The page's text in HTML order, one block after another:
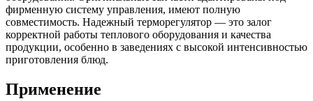
фирменную систему управления, имеют полную
совместимость. Надежный терморегулятор — это залог
корректной работы теплового оборудования и качества
продукции, особенно в заведениях с высокой интенсивностью
приготовления блюд.
Применение